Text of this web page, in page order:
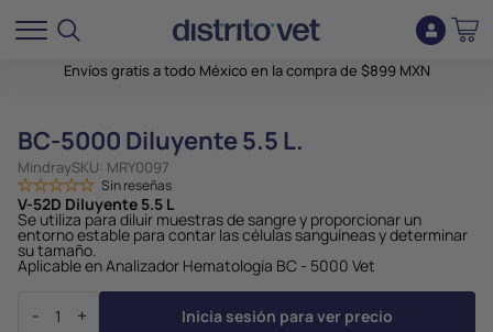
Envíos gratis a todo México en la compra de $899 MXN
BC-5000 Diluyente 5.5 L.
MindraySKU: MRY0097
Sin reseñas
V-52D Diluyente 5.5 L
Se utiliza para diluir muestras de sangre y proporcionar un
entorno estable para contar las células sanguíneas y determinar
su tamaño.
Aplicable en Analizador Hematología BC - 5000 Vet
- + Inicia sesión para ver precio